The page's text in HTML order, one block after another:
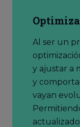
Al ser un
y ajustar a
y
vayan